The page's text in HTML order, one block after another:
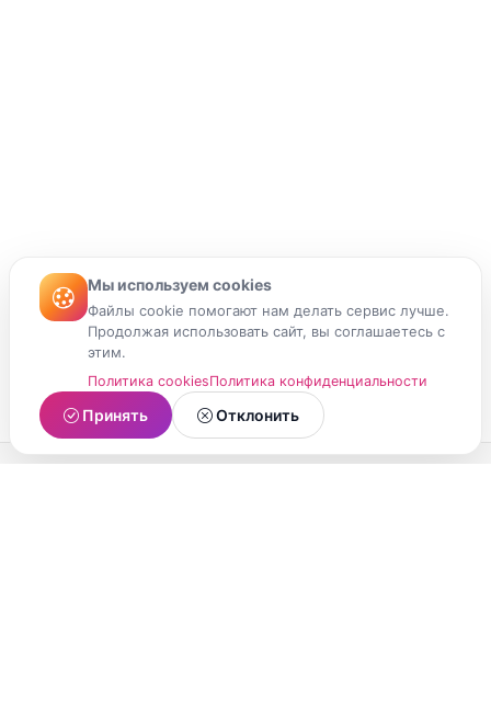
Мы используем cookies
Файлы cookie помогают нам делать сервис лучше.
Продолжая использовать сайт, вы соглашаетесь с
этим.
Политика cookiesПолитика конфиденциальности
Принять Отклонить